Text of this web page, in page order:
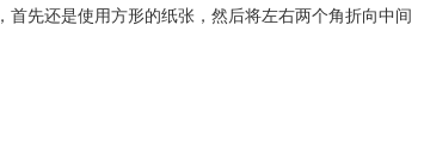
首先还是使用方形的纸张，然后将左右两个角折向中间